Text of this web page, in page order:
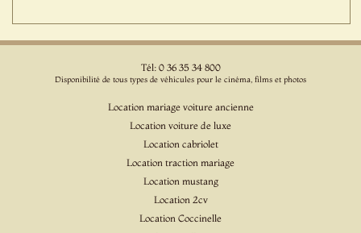
Tél: 0 36 35 34 800
Disponibilité de tous types de véhicules pour le cinéma, films et photos
Location mariage voiture ancienne
Location voiture de luxe
Location cabriolet
Location traction mariage
Location mustang
Location 2cv
Location Coccinelle